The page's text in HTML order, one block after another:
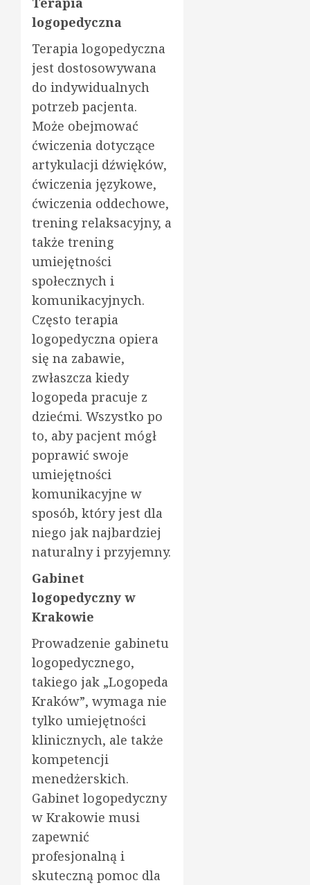
logopedyczna
Terapia logopedyczna
jest dostosowywana
do indywidualnych
potrzeb pacjenta.
Może obejmować
ćwiczenia dotyczące
artykulacji dźwięków,
ćwiczenia językowe,
ćwiczenia oddechowe,
trening relaksacyjny, a
także trening
umiejętności
społecznych i
komunikacyjnych.
Często terapia
logopedyczna opiera
się na zabawie,
zwłaszcza kiedy
logopeda pracuje z
dziećmi. Wszystko po
to, aby pacjent mógł
poprawić swoje
umiejętności
komunikacyjne w
sposób, który jest dla
niego jak najbardziej
naturalny i przyjemny.
Gabinet
logopedyczny w
Krakowie
Prowadzenie gabinetu
logopedycznego,
takiego jak „Logopeda
Kraków”, wymaga nie
tylko umiejętności
klinicznych, ale także
kompetencji
menedżerskich.
Gabinet logopedyczny
w Krakowie musi
zapewnić
profesjonalną i
skuteczną pomoc dla